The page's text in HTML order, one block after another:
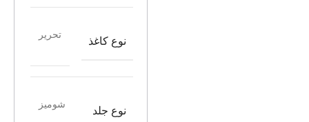
نوع کاغذ
تحریر
نوع جلد
شومیز